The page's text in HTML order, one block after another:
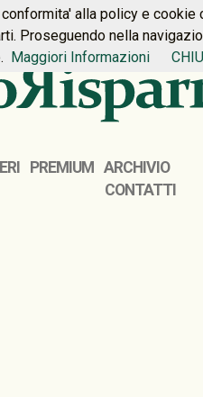
PREMIUM
ARCHIVIO
CONTATTI
alla policy e cookie
Proseguendo nella
Maggiori Informazioni